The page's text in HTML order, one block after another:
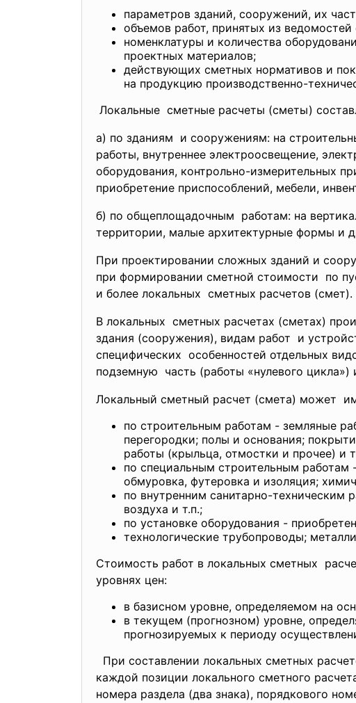
параметров зданий, сооружений, их
объемов работ, принятых из
номенклатуры и количества
проектных материалов;
действующих сметных нормативов и
на продукцию производственно-
Локальные сметные расчеты (сметы)
а) по зданиям и сооружениям: на
работы, внутреннее электроосвещение,
оборудования, контрольно-измерительных
приобретение приспособлений, мебели,
б) по общеплощадочным работам: на
территории, малые архитектурные формы и
При проектировании сложных зданий и
при формировании сметной стоимости по
и более локальных сметных расчетов (смет).
В локальных сметных расчетах (сметах)
здания (сооружения), видам работ и
специфических особенностей отдельных
подземную часть (работы «нулевого
Локальный сметный расчет (смета) может
по строительным работам - земляные
перегородки; полы и основания;
работы (крыльца, отмостки и прочее) и
по специальным строительным работам
обмуровка, футеровка и изоляция;
по внутренним санитарно-техническим
воздуха и т.п.;
по установке оборудования -
технологические трубопроводы;
Стоимость работ в локальных сметных
уровнях цен:
в базисном уровне, определяемом на
в текущем (прогнозном) уровне,
прогнозируемых к периоду
При составлении локальных сметных
каждой позиции локального сметного
номера раздела (два знака), порядкового